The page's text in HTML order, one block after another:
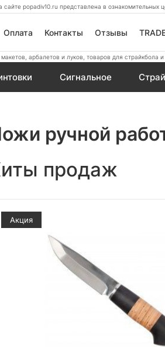
сайте popadiv10.ru представлена в
Оплата Контакты Отзывы
арбалетов и луков, товаров для
Сигнальное
ручной
продаж
Акция